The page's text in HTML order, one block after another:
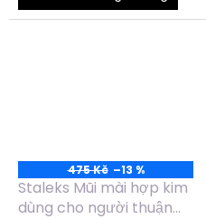
475 Kč –13 %
Staleks Mũi mài hợp kim
dùng cho người thuận